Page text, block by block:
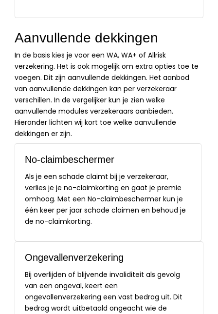
Aanvullende dekkingen
In de basis kies je voor een WA, WA+ of Allrisk
verzekering. Het is ook mogelijk om extra opties toe te
voegen. Dit zijn aanvullende dekkingen. Het aanbod
van aanvullende dekkingen kan per verzekeraar
verschillen. In de vergelijker kun je zien welke
aanvullende modules verzekeraars aanbieden.
Hieronder lichten wij kort toe welke aanvullende
dekkingen er zijn.
No-claimbeschermer
Als je een schade claimt bij je verzekeraar,
verlies je je no-claimkorting en gaat je premie
omhoog. Met een No-claimbeschermer kun je
één keer per jaar schade claimen en behoud je
de no-claimkorting.
Ongevallenverzekering
Bij overlijden of blijvende invaliditeit als gevolg
van een ongeval, keert een
ongevallenverzekering een vast bedrag uit. Dit
bedrag wordt uitbetaald ongeacht wie de